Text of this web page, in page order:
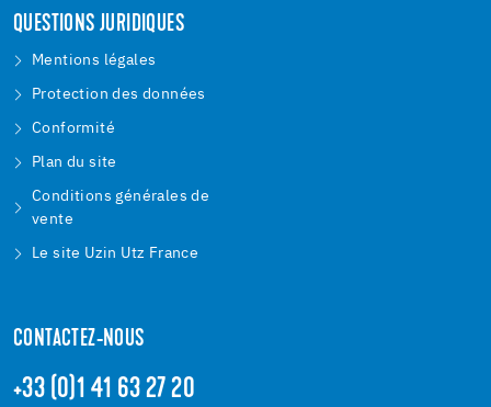
QUESTIONS JURIDIQUES
Mentions légales
Protection des données
Conformité
Plan du site
Conditions générales de
vente
Le site Uzin Utz France
CONTACTEZ-NOUS
+33 (0)1 41 63 27 20